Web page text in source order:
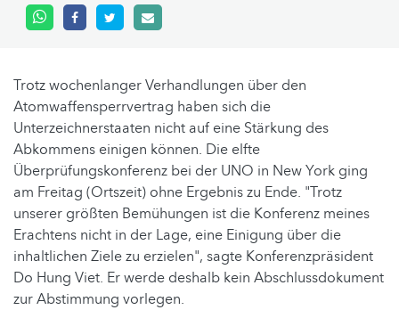
Trotz wochenlanger Verhandlungen über den
Atomwaffensperrvertrag haben sich die
Unterzeichnerstaaten nicht auf eine Stärkung des
Abkommens einigen können. Die elfte
Überprüfungskonferenz bei der UNO in New York ging
am Freitag (Ortszeit) ohne Ergebnis zu Ende. "Trotz
unserer größten Bemühungen ist die Konferenz meines
Erachtens nicht in der Lage, eine Einigung über die
inhaltlichen Ziele zu erzielen", sagte Konferenzpräsident
Do Hung Viet. Er werde deshalb kein Abschlussdokument
zur Abstimmung vorlegen.